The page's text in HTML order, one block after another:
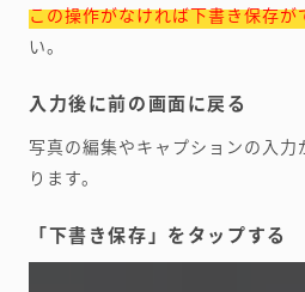
この操作がなければ下書き保存が
い。
入力後に前の画面に戻る
写真の編集やキャプションの入
ります。
「下書き保存」をタップする